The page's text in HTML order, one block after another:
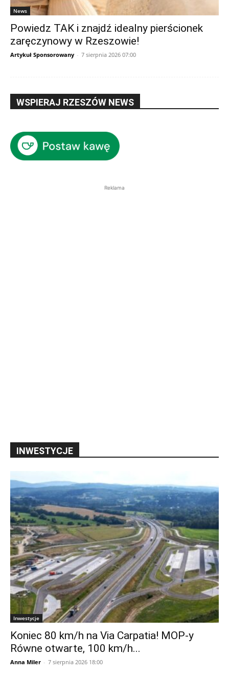
News
Powiedz TAK i znajdź idealny pierścionek
zaręczynowy w Rzeszowie!
Artykuł Sponsorowany - 7 sierpnia 2026 07:00
WSPIERAJ RZESZÓW NEWS
Reklama
INWESTYCJE
Inwestycje
Koniec 80 km/h na Via Carpatia! MOP-y
Równe otwarte, 100 km/h...
Anna Miler - 7 sierpnia 2026 18:00